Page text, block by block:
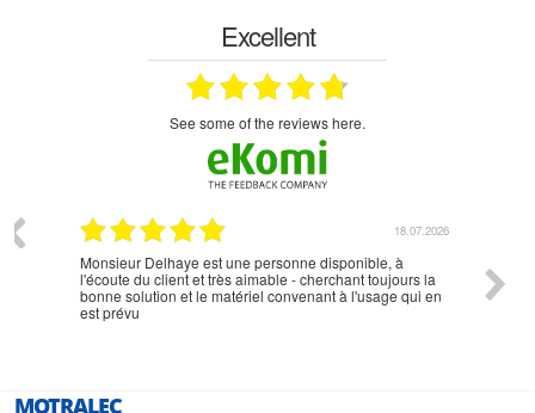
Excellent
see some of the reviews here.
18.07.2026
Monsieur Delhaye est une personne disponible, à
l'écoute du client et très aimable - cherchant toujours la
bonne solution et le matériel convenant à l'usage qui en
est prévu
MOTRALEC